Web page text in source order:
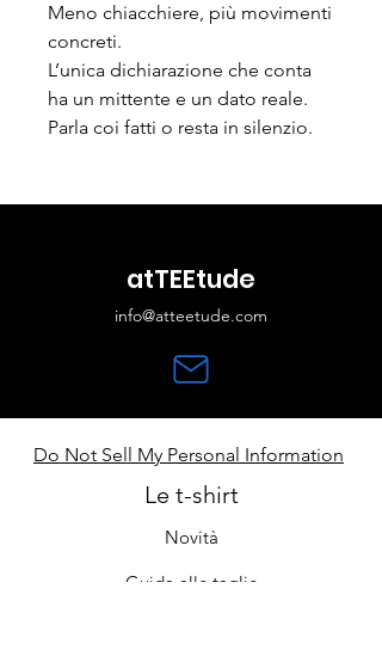
Meno chiacchiere, più movimenti
concreti.
L’unica dichiarazione che conta
ha un mittente e un dato reale.
Parla coi fatti o resta in silenzio.
atTEEtude
info@atteetude.com
Do Not Sell My Personal Information
Le t-shirt
Novità
Guida alle taglie